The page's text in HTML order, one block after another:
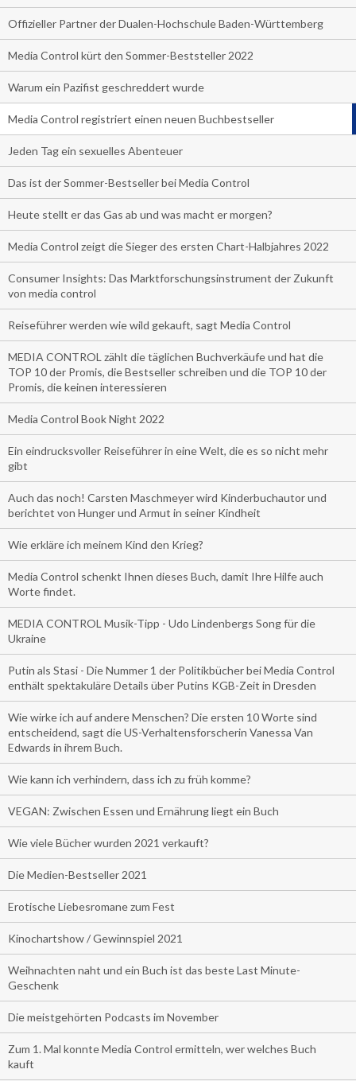
Offizieller Partner der Dualen-Hochschule Baden-Württemberg
Media Control kürt den Sommer-Beststeller 2022
Warum ein Pazifist geschreddert wurde
Media Control registriert einen neuen Buchbestseller
Jeden Tag ein sexuelles Abenteuer
Das ist der Sommer-Bestseller bei Media Control
Heute stellt er das Gas ab und was macht er morgen?
Media Control zeigt die Sieger des ersten Chart-Halbjahres 2022
Consumer Insights: Das Marktforschungsinstrument der Zukunft
von media control
Reiseführer werden wie wild gekauft, sagt Media Control
MEDIA CONTROL zählt die täglichen Buchverkäufe und hat die
TOP 10 der Promis, die Bestseller schreiben und die TOP 10 der
Promis, die keinen interessieren
Media Control Book Night 2022
Ein eindrucksvoller Reiseführer in eine Welt, die es so nicht mehr
gibt
Auch das noch! Carsten Maschmeyer wird Kinderbuchautor und
berichtet von Hunger und Armut in seiner Kindheit
Wie erkläre ich meinem Kind den Krieg?
Media Control schenkt Ihnen dieses Buch, damit Ihre Hilfe auch
Worte findet.
MEDIA CONTROL Musik-Tipp - Udo Lindenbergs Song für die
Ukraine
Putin als Stasi - Die Nummer 1 der Politikbücher bei Media Control
enthält spektakuläre Details über Putins KGB-Zeit in Dresden
Wie wirke ich auf andere Menschen? Die ersten 10 Worte sind
entscheidend, sagt die US-Verhaltensforscherin Vanessa Van
Edwards in ihrem Buch.
Wie kann ich verhindern, dass ich zu früh komme?
VEGAN: Zwischen Essen und Ernährung liegt ein Buch
Wie viele Bücher wurden 2021 verkauft?
Die Medien-Bestseller 2021
Erotische Liebesromane zum Fest
Kinochartshow / Gewinnspiel 2021
Weihnachten naht und ein Buch ist das beste Last Minute-
Geschenk
Die meistgehörten Podcasts im November
Zum 1. Mal konnte Media Control ermitteln, wer welches Buch
kauft